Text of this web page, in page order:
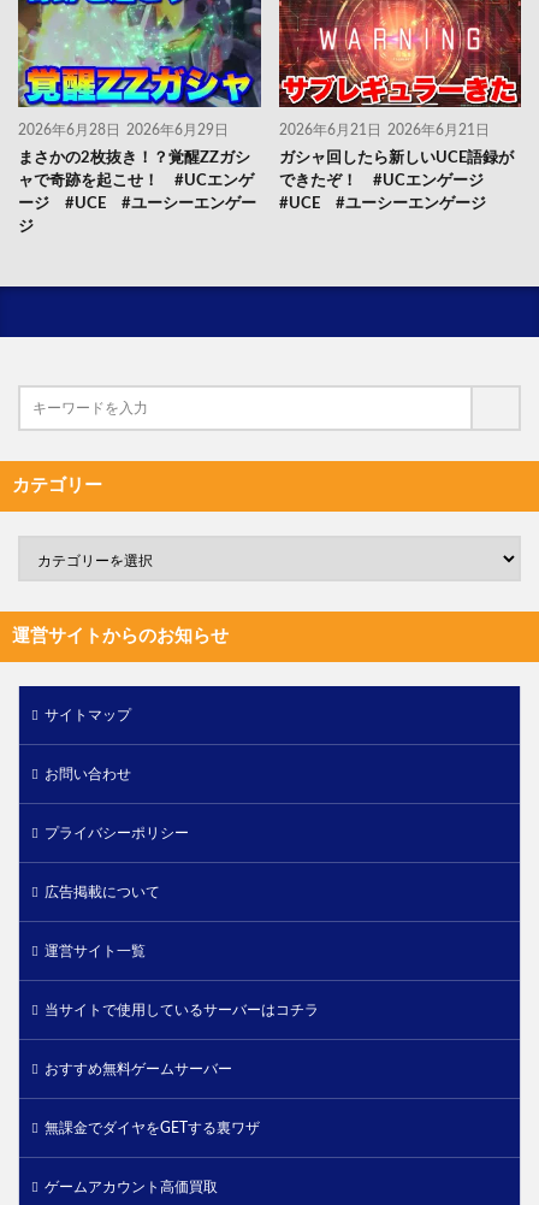
2026年6月28日 2026年6月29日
まさかの2枚抜き！？覚醒ZZガシ
ャで奇跡を起こせ！ #UCエンゲ
ージ #UCE #ユーシーエンゲー
ジ
2026年6月21日 2026年6月21日
ガシャ回したら新しいUCE語録が
できたぞ！ #UCエンゲージ
#UCE #ユーシーエンゲージ
カテゴリー
運営サイトからのお知らせ
サイトマップ
お問い合わせ
プライバシーポリシー
広告掲載について
運営サイト一覧
当サイトで使用しているサーバーはコチラ
おすすめ無料ゲームサーバー
無課金でダイヤをGETする裏ワザ
ゲームアカウント高価買取